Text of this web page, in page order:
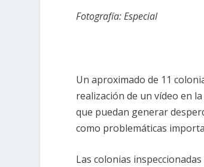
Fotografía: Especial
Un aproximado de 11
realización de un vídeo en
que puedan generar
como problemáticas
Las colonias